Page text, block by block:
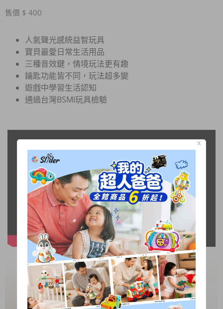
售價 $ 400
人氣聲光感統益智玩具
寶貝最愛日常生活用品
三種音效鍵，情境玩法更有趣
鑰匙功能皆不同，玩法超多變
遊戲中學習生活認知
通過台灣BSMI玩具檢驗
X